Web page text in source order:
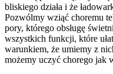
bliskiego działa i że
Pozwólmy wziąć choremu
pory, którego obsługę
wszystkich funkcji, które
warunkiem, że umiemy z
możemy uczyć chorego jak